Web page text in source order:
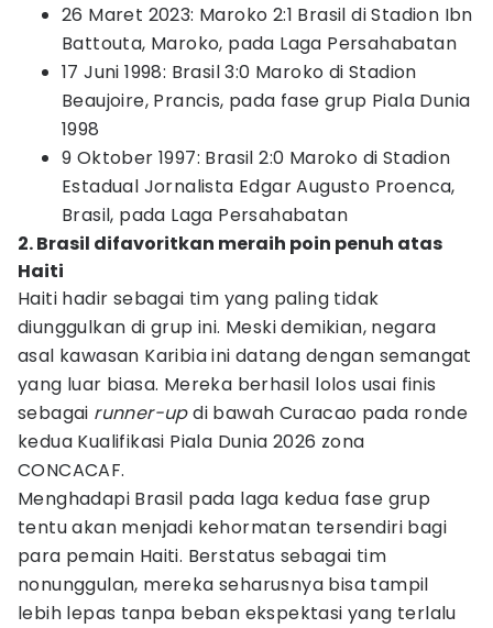
26 Maret 2023: Maroko 2:1 Brasil di Stadion Ibn
Battouta, Maroko, pada Laga Persahabatan
17 Juni 1998: Brasil 3:0 Maroko di Stadion
Beaujoire, Prancis, pada fase grup Piala Dunia
1998
9 Oktober 1997: Brasil 2:0 Maroko di Stadion
Estadual Jornalista Edgar Augusto Proenca,
Brasil, pada Laga Persahabatan
2. Brasil difavoritkan meraih poin penuh atas
Haiti
Haiti hadir sebagai tim yang paling tidak
diunggulkan di grup ini. Meski demikian, negara
asal kawasan Karibia ini datang dengan semangat
yang luar biasa. Mereka berhasil lolos usai finis
sebagai runner-updi bawah Curacao pada ronde
kedua Kualifikasi Piala Dunia 2026 zona
CONCACAF.
Menghadapi Brasil pada laga kedua fase grup
tentu akan menjadi kehormatan tersendiri bagi
para pemain Haiti. Berstatus sebagai tim
nonunggulan, mereka seharusnya bisa tampil
lebih lepas tanpa beban ekspektasi yang terlalu